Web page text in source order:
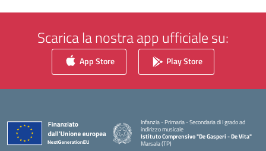
Scarica la nostra app ufficiale su:
App Store Play Store
Infanzia - Primaria - Secondaria di I grado ad
indirizzo musicale
Istituto Comprensivo "De Gasperi - De Vita"
Marsala (TP)